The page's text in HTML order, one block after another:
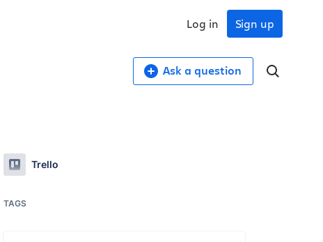
Sign up
Log in
Ask a question
Trello
TAGS